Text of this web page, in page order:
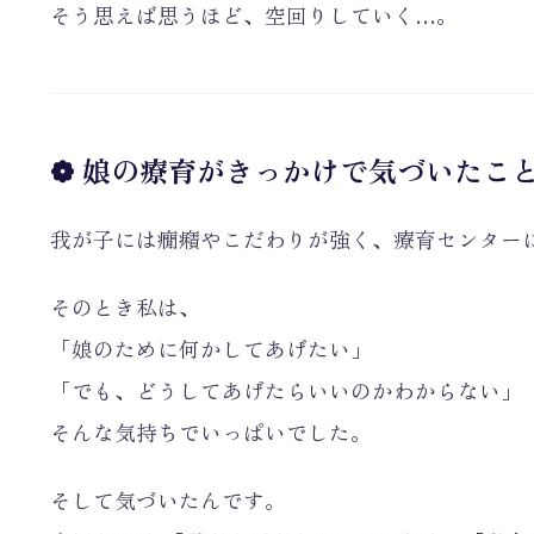
そう思えば思うほど、空回りしていく…。
❁ 娘の療育がきっかけで気づいたこと
我が子には癇癪やこだわりが強く、療育センター
そのとき私は、
「娘のために何かしてあげたい」
「でも、どうしてあげたらいいのかわからない」
そんな気持ちでいっぱいでした。
そして気づいたんです。